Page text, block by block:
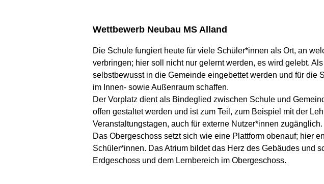
Wettbewerb Neubau MS Alland
Die Schule fungiert heute für viele Schüler*innen als Ort, an
verbringen; hier soll nicht nur gelernt werden, es wird gelebt.
selbstbewusst in die Gemeinde eingebettet werden und für die
im Innen- sowie Außenraum schaffen.
Der Vorplatz dient als Bindeglied zwischen Schule und
offen gestaltet werden und ist zum Teil, zum Beispiel mit der
Veranstaltungstagen, auch für externe Nutzer*innen zugänglich.
Das Obergeschoss setzt sich wie eine Plattform obenauf; hier
Schüler*innen. Das Atrium bildet das Herz des Gebäudes und
Erdgeschoss und dem Lernbereich im Obergeschoss.